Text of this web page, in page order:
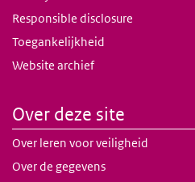
Responsible disclosure
Toegankelijkheid
Website archief
Over deze site
Over leren voor veiligheid
Over de gegevens